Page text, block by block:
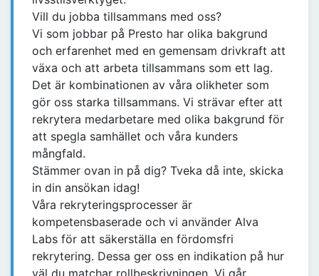
Vill du jobba tillsammans med oss?
Vi som jobbar på Presto har olika bakgrund
och erfarenhet med en gemensam drivkraft att
växa och att arbeta tillsammans som ett lag.
Det är kombinationen av våra olikheter som
gör oss starka tillsammans. Vi strävar efter att
rekrytera medarbetare med olika bakgrund för
att spegla samhället och våra kunders
mångfald.
Stämmer ovan in på dig? Tveka då inte, skicka
in din ansökan idag!
Våra rekryteringsprocesser är
kompetensbaserade och vi använder Alva
Labs för att säkerställa en fördomsfri
rekrytering. Dessa ger oss en indikation på hur